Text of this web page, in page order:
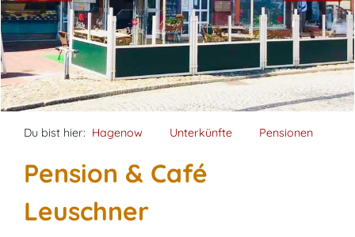
Du bist hier: Hagenow Unterkünfte Pensionen
Pension & Café
Leuschner